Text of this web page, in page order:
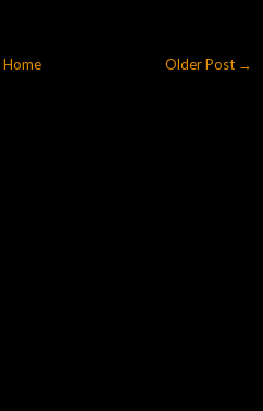
Older Post →
Home